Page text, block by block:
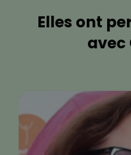
Elles ont
avec